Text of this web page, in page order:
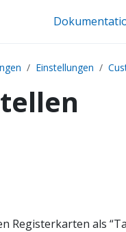
Einstellungen
Registerkarten als